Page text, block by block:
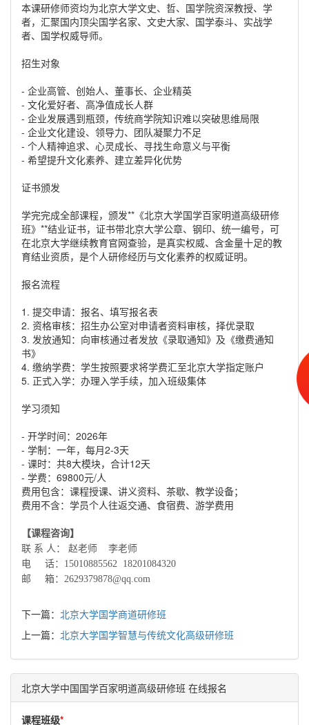
本课研修师资均为北京大学文史、哲、国学院资深教授、学
者，汇聚国内顶尖国学名家、文史大家、国学泰斗、实战学
者、国学权威导师。
招生对象
- 企业高管、创始人、董事长、企业精英
- 文化爱好者、高净值成长人群
- 企业发展遇到瓶颈，传统商学院知识难以突破思维局限
- 企业文化建设、领导力、团队凝聚力不足
- 个人精神追求、心灵成长、寻找生命意义与平衡
- 希望提升文化素养、建立差异化优势
证书颁发
学完完成全部课程，颁发**《北京大学国学百家明道高级研修
班》**结业证书，证书带北京大学公章、钢印、统一编号，可
在北京大学继续教育官网查验，是真实权威、含金量十足的教
育结业资质，是个人研修经历与文化素养的权威证明。
报名流程
1. 提交申请：报名、填写报名表
2. 资格审核：招生办公室对申请者资料审核，择优录取
3. 发放通知：向审核通过者发放《录取通知》及《缴费通知
书》
4. 缴纳学费：学生按照要求将学费汇至北京大学指定账户
5. 正式入学：办理入学手续，加入班级集体
学习须知
- 开学时间：2026年
- 学制：一年，每月2-3天
- 课时：共8大模块，合计12天
- 学费：69800元/人
费用包含：课程授课、讲义资料、茶歇、教学设备；
费用不含：学员个人往返交通、食宿费、游学费用
【课程咨询】
联 系 人： 赵老师 李老师
电 话：15010885562 18201084320
邮 箱：2629379878@qq.com
下一篇： 北京大学国学商道研修班
上一篇： 北京大学国学智慧与传统文化高级研修班
北京大学中国国学百家明道高级研修班 在线报名
课程班级*